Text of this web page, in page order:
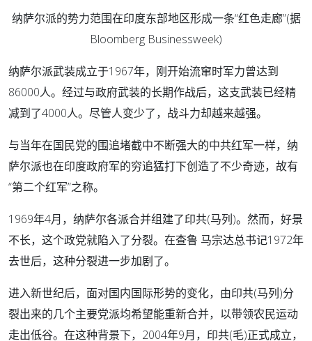
纳萨尔派的势力范围在印度东部地区形成一条“红色走廊”(据
Bloomberg Businessweek)
纳萨尔派武装成立于1967年，刚开始流窜时军力曾达到
86000人。经过与政府武装的长期作战后，这支武装已经精
减到了4000人。尽管人变少了，战斗力却越来越强。
与当年在国民党的围追堵截中不断强大的中共红军一样，纳
萨尔派也在印度政府军的穷追猛打下创造了不少奇迹，故有
“第二个红军”之称。
1969年4月，纳萨尔各派合并组建了印共(马列)。然而，好景
不长，这个政党就陷入了分裂。在查鲁 马宗达总书记1972年
去世后，这种分裂进一步加剧了。
进入新世纪后，面对国内国际形势的变化，由印共(马列)分
裂出来的几个主要党派均希望能重新合并，以带领农民运动
走出低谷。在这种背景下，2004年9月，印共(毛)正式成立，